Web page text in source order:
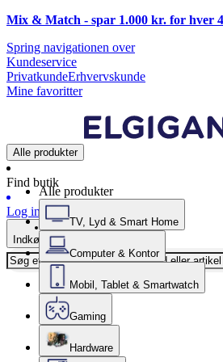
Mix & Match - spar 1.000 kr. for hver
Spring navigationen over
Kundeservice
PrivatkundeErhvervskunde
Mine favoritter
Alle produkter
Find butik
Log ind
Indkøbskurv
Alle produkter
TV, Lyd & Smart Home
Computer & Kontor
Mobil, Tablet & Smartwatch
Gaming
Hardware